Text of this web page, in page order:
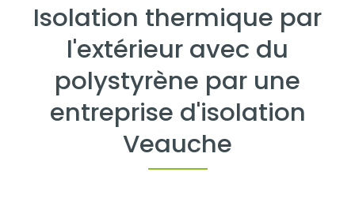
Isolation thermique par
l'extérieur avec du
polystyrène par une
entreprise d'isolation
Veauche